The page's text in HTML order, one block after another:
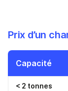
Prix d’un
Capacité
< 2 tonnes